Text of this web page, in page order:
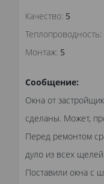
Качество: 5
Теплопроводность:
Монтаж: 5
Сообщение:
Окна от
сделаны. Может,
Перед ремонтом
дуло из всех
Поставили окна с